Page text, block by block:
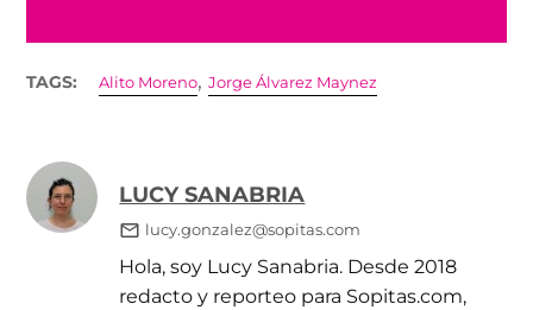
TAGS: Alito Moreno,Jorge Álvarez Maynez
LUCY SANABRIA
lucy.gonzalez@sopitas.com
Hola, soy Lucy Sanabria. Desde 2018
redacto y reporteo para Sopitas.com,